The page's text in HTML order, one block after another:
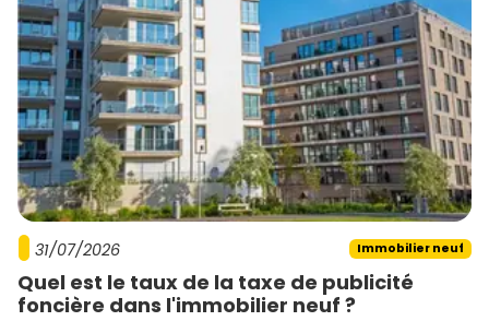
31/07/2026 Immobilier neuf
Quel est le taux de la taxe de publicité
foncière dans l'immobilier neuf ?